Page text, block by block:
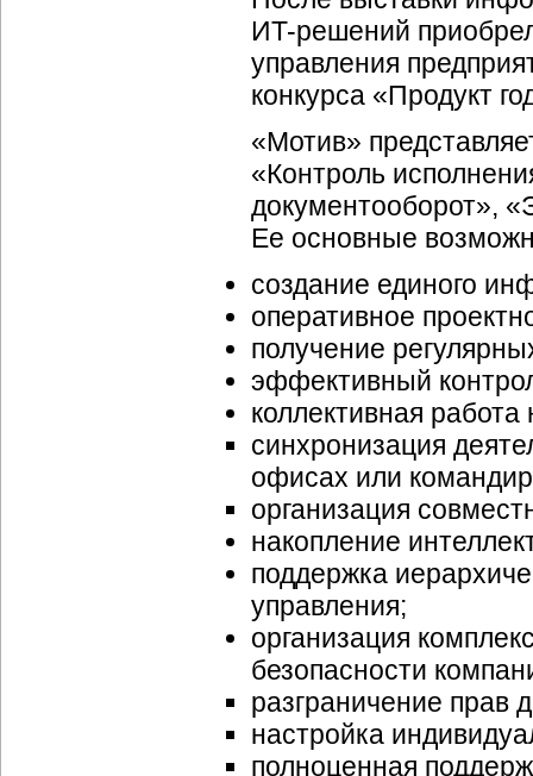
ИT-решений
управления
конкурса «Продукт
«Мотив»
«Контроль
документооборот»,
Ее основные
создание единого
оперативное
получение
эффективный
коллективная
синхронизация
офисах или
организация
накопление
поддержка
управления;
организация
безопасности
разграничение прав
настройка
полноценная